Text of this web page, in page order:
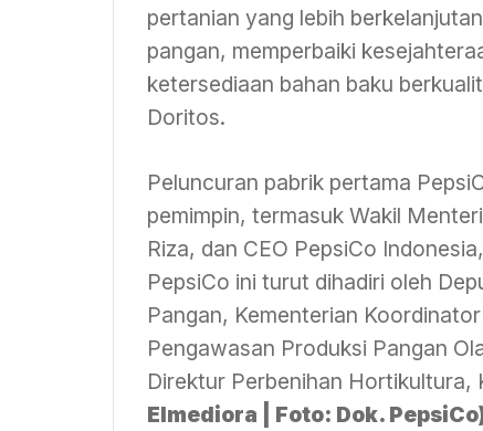
pertanian yang lebih
pangan, memperbaiki
ketersediaan bahan baku
Doritos.
Peluncuran pabrik pertama
pemimpin, termasuk Wakil
Riza, dan CEO PepsiCo
PepsiCo ini turut dihadiri oleh
Pangan, Kementerian
Pengawasan Produksi Pangan
Direktur Perbenihan Hortikultura,
Elmediora | Foto: Dok.